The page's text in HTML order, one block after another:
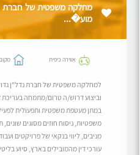
מחלקה משפטית של חברת
מוע�...
אווירה כיפית
למחלקה משפטית של חברת נדל"ן
וביצוע דרוש/ה טרום/מתמחה בעריכת
במתן מעטפת משפטית ותפעולית
משפטיות, ניסוח חוזים מסוגים שונים,
מניבים, ליווי בנקאי של פרויקטים
עורכי דין מהמובילים בארץ, סיוע